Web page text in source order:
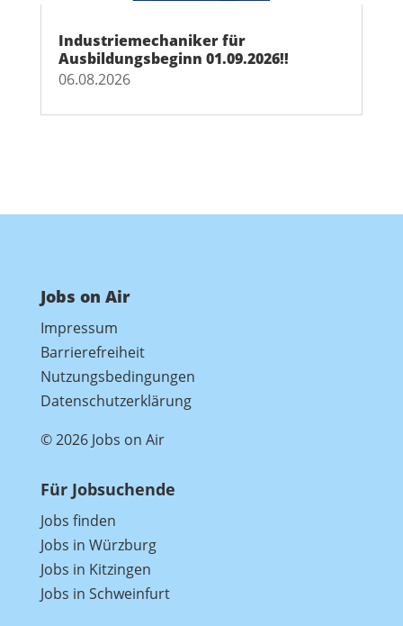
Industriemechaniker für
Ausbildungsbeginn 01.09.2026!!
06.08.2026
Jobs on Air
Impressum
Barrierefreiheit
Nutzungsbedingungen
Datenschutzerklärung
© 2026 Jobs on Air
Für Jobsuchende
Jobs finden
Jobs in Würzburg
Jobs in Kitzingen
Jobs in Schweinfurt